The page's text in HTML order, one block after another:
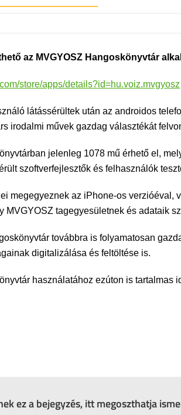
az MVGYOSZ Hangoskönyvtár
store/apps/details?id=hu.voiz.mvgyosz
látássérültek után az androidos
irodalmi művek gazdag választékát
jelenleg 1078 mű érhető el,
szoftverfejlesztők és felhasználók
megegyeznek az iPhone-os
MVGYOSZ tagegyesületnek és adataik
továbbra is folyamatosan
digitalizálása és feltöltése is.
használatához ezúton is tartalmas
ez a bejegyzés, itt megoszthatja